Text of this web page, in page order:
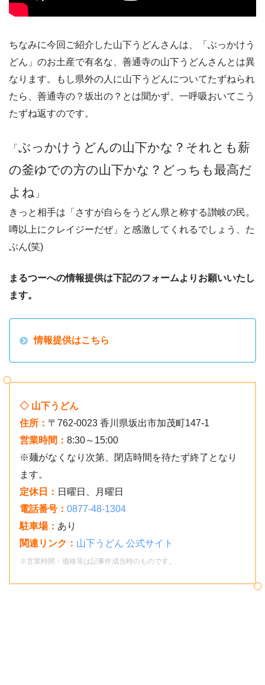
ちなみに今回ご紹介した山下うどんさんは、「ぶっかけう
どん」のお土産で有名な、善通寺の山下うどんさんとは異
なります。もし県外の人に山下うどんについてたずねられ
たら、善通寺の？坂出の？とは聞かず、一呼吸おいてこう
たずね返すのです。
「 ぶっかけうどんの山下かな？それとも薪
の釜ゆでの方の山下かな？どっちも最高だ
よね 」
きっと相手は「さすが自らをうどん県と称する讃岐の民。
噂以上にクレイジーだぜ」と感激してくれるでしょう、た
ぶん(笑)
まるつーへの情報提供は下記のフォームよりお願いいたし
ます。
情報提供はこちら
◇ 山下うどん
住所： 〒762-0023 香川県坂出市加茂町147-1
営業時間： 8:30～15:00
※麺がなくなり次第、閉店時間を待たず終了となり
ます。
定休日： 日曜日、月曜日
電話番号： 0877-48-1304
駐車場： あり
関連リンク： 山下うどん 公式サイト
※営業時間・価格等は記事作成当時のものです。